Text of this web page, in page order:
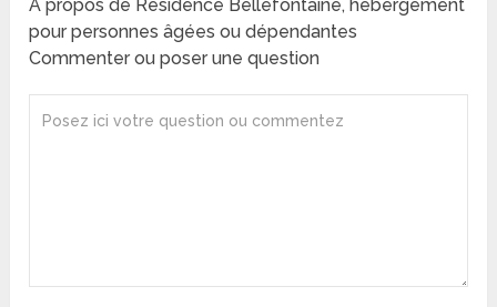
A propos de Résidence Bellefontaine, hébergement
pour personnes âgées ou dépendantes
Commenter ou poser une question